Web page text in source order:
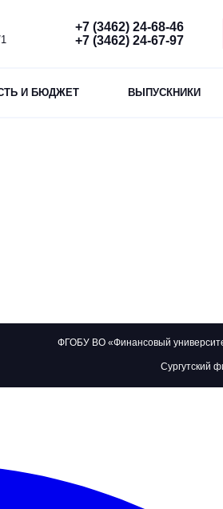
+7 (3462) 24-68-46
+7 (3462) 24-67-97
И БЮДЖЕТ ВЫПУСКНИКИ
ФГОБУ ВО «Финансовый
Сургутский